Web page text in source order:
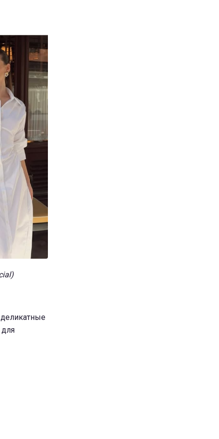
деликатные
для